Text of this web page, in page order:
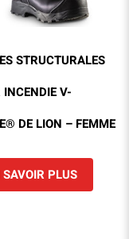
STRUCTURALES
INCENDIE V-
DE LION – FEMME
SAVOIR PLUS